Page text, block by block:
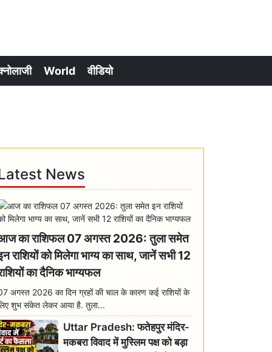
World वीडियो
News
का राशिफल 07 अगस्त 2026: तुला समेत
राशियों को मिलेगा भाग्य का साथ, जानें सभी 12
का दैनिक भाग्यफल
अगस्त 2026 का दिन ग्रहों की चाल के कारण कई राशियों के
शुभ संकेत लेकर आया है. तुला...
Uttar Pradesh: फतेहपुर मंदिर-
मकबरा विवाद में मुस्लिम पक्ष को बड़ा